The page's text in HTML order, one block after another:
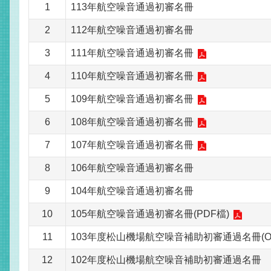
1 113年航空噪音通過初審名冊
2 112年航空噪音通過初審名冊
3 111年航空噪音通過初審名冊
4 110年航空噪音通過初審名冊
5 109年航空噪音通過初審名冊
6 108年航空噪音通過初審名冊
7 107年航空噪音通過初審名冊
8 106年航空噪音通過初審名冊
9 104年航空噪音通過初審名冊
10 105年航空噪音通過初審名冊(PDF檔)
11 103年度松山機場航空噪音補助初審通過名冊
12 102年度松山機場航空噪音補助初審通過名冊